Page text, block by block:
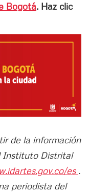
Bogotá. Haz clic
de la información
Instituto Distrital
es .
periodista del